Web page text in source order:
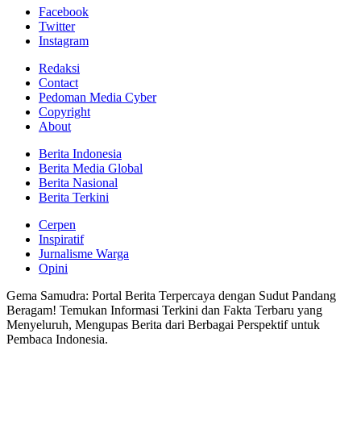
Facebook
Twitter
Instagram
Redaksi
Contact
Pedoman Media Cyber
Copyright
About
Berita Indonesia
Berita Media Global
Berita Nasional
Berita Terkini
Cerpen
Inspiratif
Jurnalisme Warga
Opini
Gema Samudra: Portal Berita Terpercaya dengan Sudut Pandang
Beragam! Temukan Informasi Terkini dan Fakta Terbaru yang
Menyeluruh, Mengupas Berita dari Berbagai Perspektif untuk
Pembaca Indonesia.